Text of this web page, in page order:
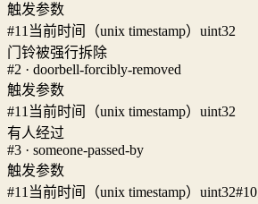
触发参数
#11 当前时间（unix timestamp） uint32
门铃被强行拆除
#2 · doorbell-forcibly-removed
触发参数
#11 当前时间（unix timestamp） uint32
有人经过
#3 · someone-passed-by
触发参数
#11 当前时间（unix timestamp） uint32#10